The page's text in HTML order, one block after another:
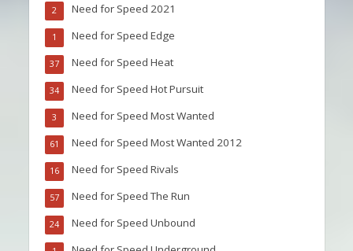
Need for Speed 2021
2
Need for Speed Edge
1
Need for Speed Heat
37
Need for Speed Hot Pursuit
34
Need for Speed Most Wanted
3
Need for Speed Most Wanted 2012
61
Need for Speed Rivals
16
Need for Speed The Run
57
Need for Speed Unbound
24